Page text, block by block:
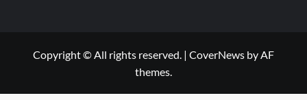
Copyright © All rights reserved. | CoverNews by AF
themes.